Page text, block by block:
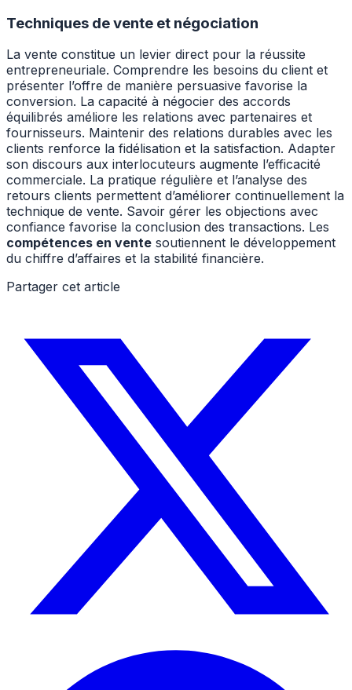
Techniques de vente et négociation
La vente constitue un levier direct pour la réussite
entrepreneuriale. Comprendre les besoins du client et
présenter l’offre de manière persuasive favorise la
conversion. La capacité à négocier des accords
équilibrés améliore les relations avec partenaires et
fournisseurs. Maintenir des relations durables avec les
clients renforce la fidélisation et la satisfaction. Adapter
son discours aux interlocuteurs augmente l’efficacité
commerciale. La pratique régulière et l’analyse des
retours clients permettent d’améliorer continuellement la
technique de vente. Savoir gérer les objections avec
confiance favorise la conclusion des transactions. Les
compétences en vente soutiennent le développement
du chiffre d’affaires et la stabilité financière.
Partager cet article